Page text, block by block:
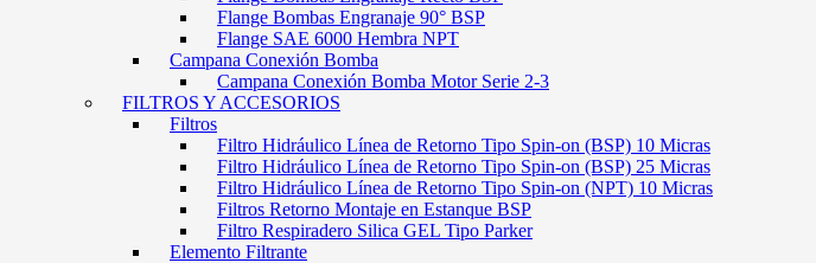
Flange Bombas Engranaje 90° BSP
Flange SAE 6000 Hembra NPT
Campana Conexión Bomba
Campana Conexión Bomba Motor Serie 2-3
FILTROS Y ACCESORIOS
Filtros
Filtro Hidráulico Línea de Retorno Tipo Spin-on (BSP) 10 Micras
Filtro Hidráulico Línea de Retorno Tipo Spin-on (BSP) 25 Micras
Filtro Hidráulico Línea de Retorno Tipo Spin-on (NPT) 10 Micras
Filtros Retorno Montaje en Estanque BSP
Filtro Respiradero Silica GEL Tipo Parker
Elemento Filtrante